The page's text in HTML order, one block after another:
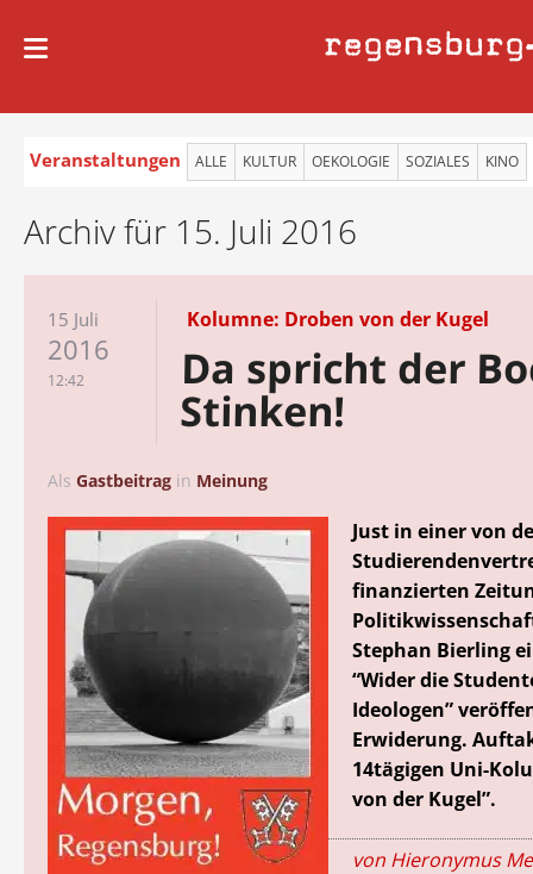
regensburg
Veranstaltungen ALLE KULTUR OEKOLOGIE SOZIALES KINO
Archiv für 15. Juli 2016
15 Juli
2016
12:42
Kolumne: Droben von der Kugel
Da spricht der
Stinken!
Als Gastbeitrag in Meinung
Just in einer von
finanzierten
Stephan Bierling
“Wider die
Ideologen”
Erwiderung.
14tägigen Uni-
von der Kugel”.
von Hieronymus